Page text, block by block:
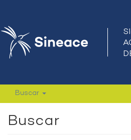
Buscar
Buscar